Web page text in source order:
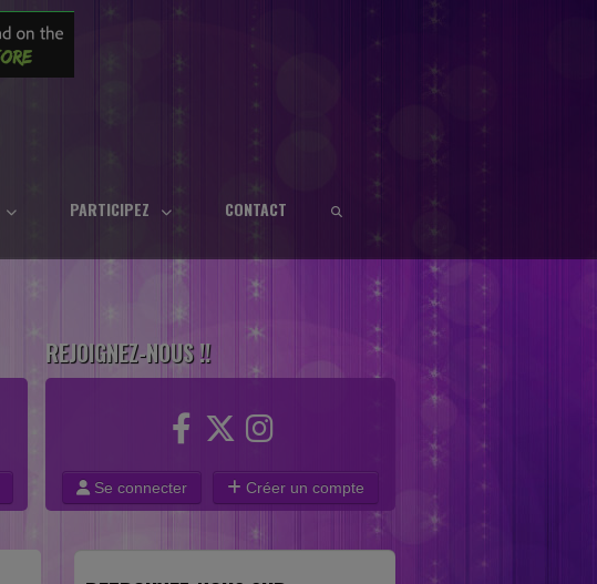
PARTICIPEZ CONTACT
REJOIGNEZ-NOUS !!
Se connecter Créer un compte